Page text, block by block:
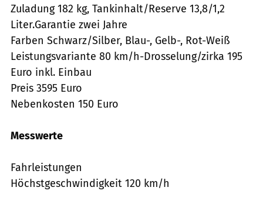
Zuladung 182 kg, Tankinhalt/Reserve 13,8/1,2
Liter.Garantie zwei Jahre
Farben Schwarz/Silber, Blau-, Gelb-, Rot-Weiß
Leistungsvariante 80 km/h-Drosselung/zirka 195
Euro inkl. Einbau
Preis 3595 Euro
Nebenkosten 150 Euro
Messwerte
Fahrleistungen
Höchstgeschwindigkeit 120 km/h